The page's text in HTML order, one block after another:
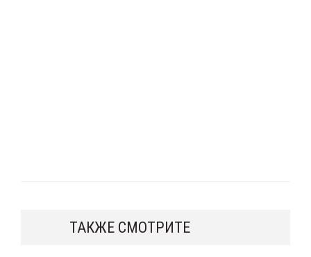
ТАКЖЕ СМОТРИТЕ